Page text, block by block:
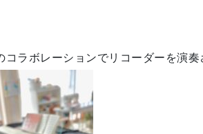
コラボレーションでリコーダーを演